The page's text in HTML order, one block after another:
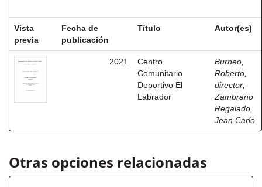
Vista
previa
Fecha de
publicación
Título Autor(es)
2021
Centro
Comunitario
Deportivo El
Labrador
Burneo,
Roberto,
director;
Zambrano
Regalado,
Jean Carlo
Otras opciones relacionadas